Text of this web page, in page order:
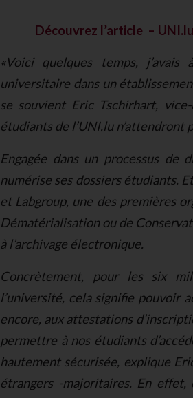
Découvrez l’article –
«Voici quelques temps,
universitaire dans un
se souvient Eric Tschirhart,
étudiants de l’UNI.lu n’attendront
Engagée dans un processus de
numérise ses dossiers étudiants.
et Labgroup, une des premières
Dématérialisation ou de
à l’archivage électronique.
Concrètement, pour les six
l’université, cela signifie pouvoir
encore, aux attestations
permettre à nos étudiants
hautement sécurisée, explique
étrangers -majoritaires. En